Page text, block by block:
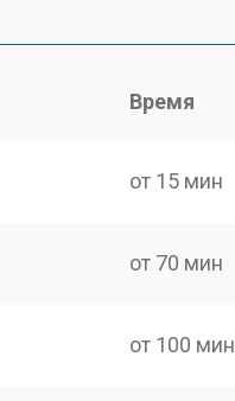
Время
от 15 мин
от 70 мин
от 100 мин